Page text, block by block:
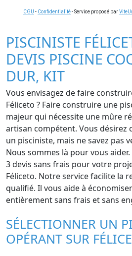
CGU - Confidentialité- Service proposé par
PISCINISTE
DEVIS PISCINE
DUR, KIT
Vous envisagez de faire
Féliceto ? Faire construire une
majeur qui nécessite une mûre
artisan compétent. Vous désirez
un pisciniste, mais ne savez pas
Nous sommes là pour vous
3 devis sans frais pour votre
Féliceto. Notre service facilite la
qualifié. Il vous aide à
entièrement sans frais et sans
SÉLECTIONNER UN
OPÉRANT SUR